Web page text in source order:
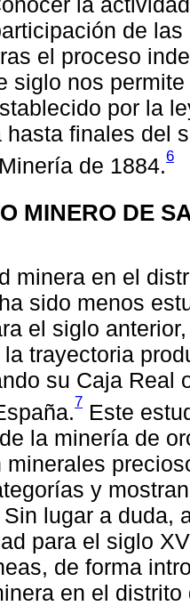
de
el proceso
siglo nos
por la
hasta finales del
de 1884.6
MINERO DE
minera en el
sido menos
el siglo
trayectoria
su Caja Real
7 Este
la minería de
minerales
y
lugar a duda,
para el siglo
de forma
en el